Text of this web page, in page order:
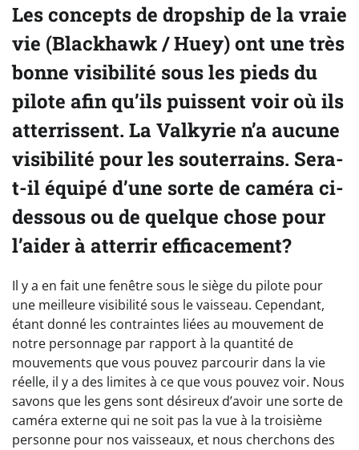
Les concepts de dropship de la vraie
vie (Blackhawk / Huey) ont une très
bonne visibilité sous les pieds du
pilote afin qu’ils puissent voir où ils
atterrissent. La Valkyrie n’a aucune
visibilité pour les souterrains. Sera-
t-il équipé d’une sorte de caméra ci-
dessous ou de quelque chose pour
l’aider à atterrir efficacement?
Il y a en fait une fenêtre sous le siège du pilote pour
une meilleure visibilité sous le vaisseau. Cependant,
étant donné les contraintes liées au mouvement de
notre personnage par rapport à la quantité de
mouvements que vous pouvez parcourir dans la vie
réelle, il y a des limites à ce que vous pouvez voir. Nous
savons que les gens sont désireux d’avoir une sorte de
caméra externe qui ne soit pas la vue à la troisième
personne pour nos vaisseaux, et nous cherchons des